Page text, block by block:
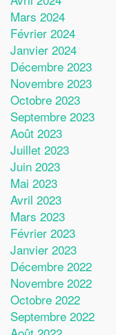
Mars 2024
Février 2024
Janvier 2024
Décembre 2023
Novembre 2023
Octobre 2023
Septembre 2023
Août 2023
Juillet 2023
Juin 2023
Mai 2023
Avril 2023
Mars 2023
Février 2023
Janvier 2023
Décembre 2022
Novembre 2022
Octobre 2022
Septembre 2022